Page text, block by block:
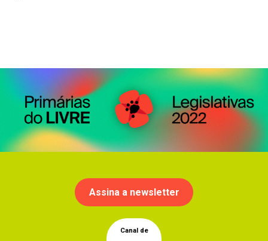
Assina a newsletter
Canal de